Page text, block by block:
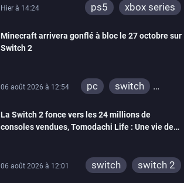
Hier à 14:24 ps5 xbox series
Minecraft arrivera gonflé à bloc le 27 octobre sur
Switch 2
06 août 2026 à 12:54 pc
switch
xbox one
wiiu
3ds
ps3
switch 2
La Switch 2 fonce vers les 24 millions de
consoles vendues, Tomodachi Life : Une vie de
06 août 2026 à 12:01 switch switch 2